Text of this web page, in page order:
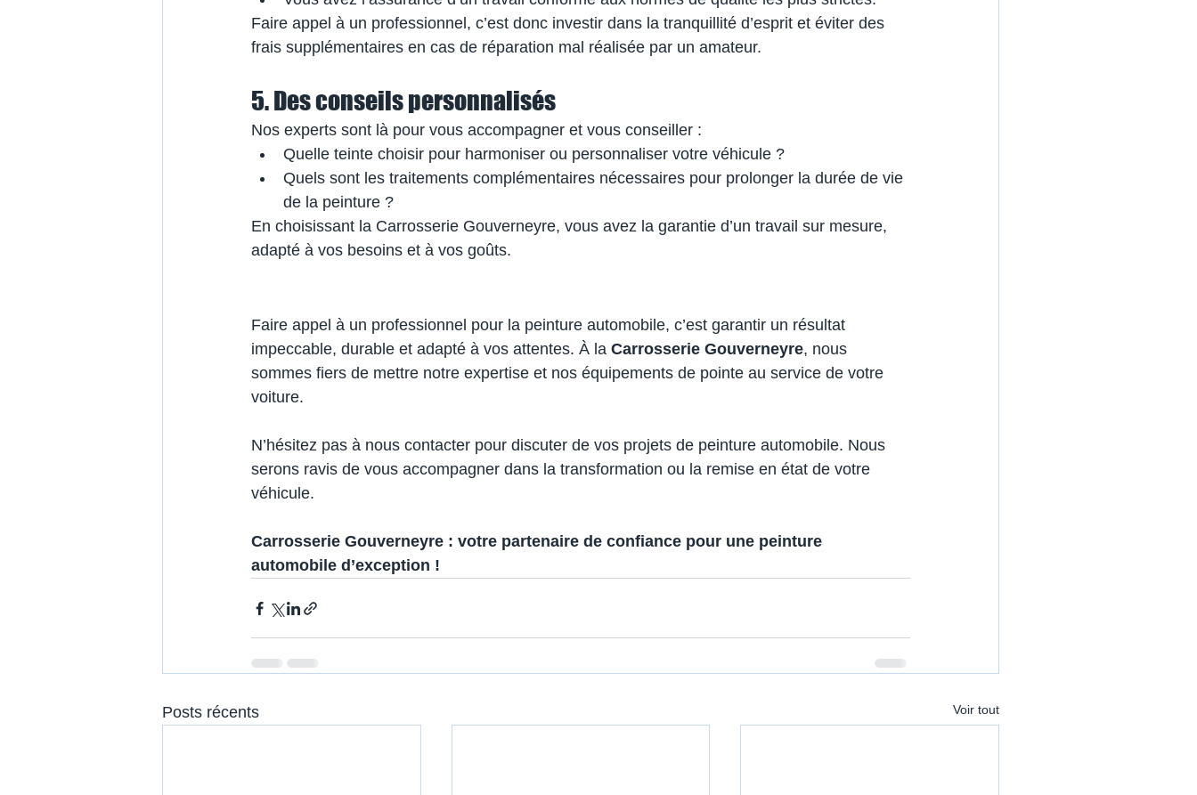
Faire appel à un professionnel, c’est donc investir dans la tranquillité d’esprit et éviter des
frais supplémentaires en cas de réparation mal réalisée par un amateur.
5. Des conseils personnalisés
Nos experts sont là pour vous accompagner et vous conseiller :
Quelle teinte choisir pour harmoniser ou personnaliser votre véhicule ?
Quels sont les traitements complémentaires nécessaires pour prolonger la durée de vie
de la peinture ?
En choisissant la Carrosserie Gouverneyre, vous avez la garantie d’un travail sur mesure,
adapté à vos besoins et à vos goûts.
Faire appel à un professionnel pour la peinture automobile, c’est garantir un résultat
impeccable, durable et adapté à vos attentes. À la Carrosserie Gouverneyre, nous
sommes fiers de mettre notre expertise et nos équipements de pointe au service de votre
voiture.
N’hésitez pas à nous contacter pour discuter de vos projets de peinture automobile. Nous
serons ravis de vous accompagner dans la transformation ou la remise en état de votre
véhicule.
Carrosserie Gouverneyre : votre partenaire de confiance pour une peinture
automobile d’exception !
Posts récents Voir tout